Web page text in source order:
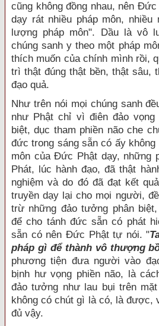
cũng không đồng nhau, nên
dạy rát nhiều pháp môn, nhiều
lượng pháp môn". Dầu là vô
chúng sanh y theo một pháp
thích muốn của chính mình rồi,
trì thật đúng thật bền, thật sâu,
đạo quả.
Như trên nói mọi chúng sanh
như Phật chỉ vì điên đảo
biệt, dục tham phiền não che
đức trong sáng sẵn có ấy
môn của Đức Phật dạy, những
Phát, lúc hành đạo, đã thật
nghiệm và do đó đã đạt kết
truyền dạy lại cho mọi người,
trừ những đảo tưởng phân
để cho tánh đức sẵn có phát
sẵn có nên Đức Phật tự nói. "
pháp gì để thành vô thượng
phương tiện đưa người vào
bịnh hư vọng phiền não, là
đảo tưởng như lau bụi trên
không có chút gì là có, là được,
đủ vậy.